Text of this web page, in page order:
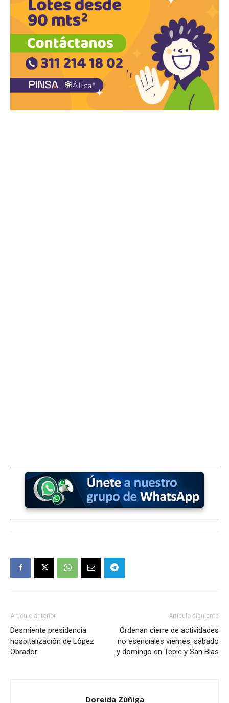
Artículo anterior
Desmiente presidencia
hospitalización de López
Obrador
Artículo siguiente
Ordenan cierre de actividades
no esenciales viernes, sábado
y domingo en Tepic y San Blas
Doreida Zúñiga